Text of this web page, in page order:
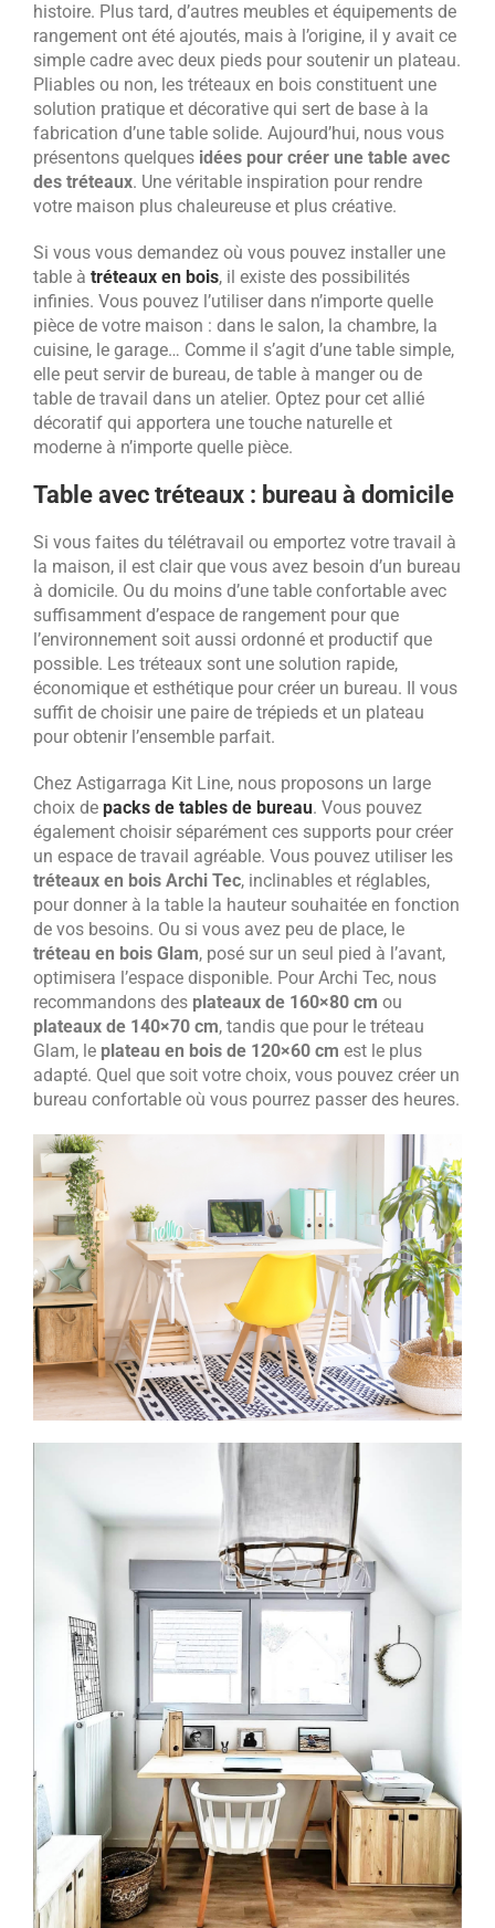
histoire. Plus tard, d’autres meubles et équipements de
rangement ont été ajoutés, mais à l’origine, il y avait ce
simple cadre avec deux pieds pour soutenir un plateau.
Pliables ou non, les tréteaux en bois constituent une
solution pratique et décorative qui sert de base à la
fabrication d’une table solide. Aujourd’hui, nous vous
présentons quelques idées pour créer une table avec
des tréteaux. Une véritable inspiration pour rendre
votre maison plus chaleureuse et plus créative.
Si vous vous demandez où vous pouvez installer une
table à tréteaux en bois, il existe des possibilités
infinies. Vous pouvez l’utiliser dans n’importe quelle
pièce de votre maison : dans le salon, la chambre, la
cuisine, le garage… Comme il s’agit d’une table simple,
elle peut servir de bureau, de table à manger ou de
table de travail dans un atelier. Optez pour cet allié
décoratif qui apportera une touche naturelle et
moderne à n’importe quelle pièce.
Table avec tréteaux : bureau à domicile
Si vous faites du télétravail ou emportez votre travail à
la maison, il est clair que vous avez besoin d’un bureau
à domicile. Ou du moins d’une table confortable avec
suffisamment d’espace de rangement pour que
l’environnement soit aussi ordonné et productif que
possible. Les tréteaux sont une solution rapide,
économique et esthétique pour créer un bureau. Il vous
suffit de choisir une paire de trépieds et un plateau
pour obtenir l’ensemble parfait.
Chez Astigarraga Kit Line, nous proposons un large
choix de packs de tables de bureau. Vous pouvez
également choisir séparément ces supports pour créer
un espace de travail agréable. Vous pouvez utiliser les
tréteaux en bois Archi Tec, inclinables et réglables,
pour donner à la table la hauteur souhaitée en fonction
de vos besoins. Ou si vous avez peu de place, le
tréteau en bois Glam, posé sur un seul pied à l’avant,
optimisera l’espace disponible. Pour Archi Tec, nous
recommandons des plateaux de 160×80 cm ou
plateaux de 140×70 cm, tandis que pour le tréteau
Glam, le plateau en bois de 120×60 cm est le plus
adapté. Quel que soit votre choix, vous pouvez créer un
bureau confortable où vous pourrez passer des heures.